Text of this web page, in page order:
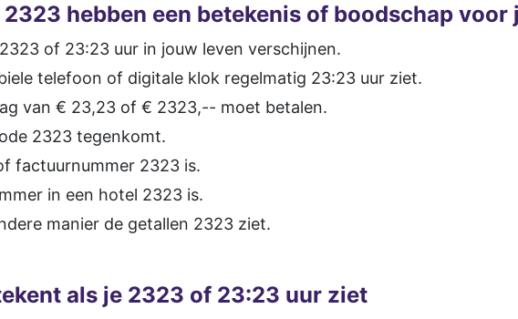
hebben een betekenis of boodschap voor
of 23:23 uur in jouw leven verschijnen.
telefoon of digitale klok regelmatig 23:23 uur ziet.
van € 23,23 of € 2323,-- moet betalen.
2323 tegenkomt.
factuurnummer 2323 is.
in een hotel 2323 is.
manier de getallen 2323 ziet.
als je 2323 of 23:23 uur ziet